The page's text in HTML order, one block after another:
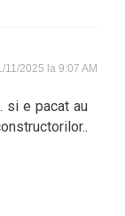
11/2025 la 9:07 AM
si e pacat au